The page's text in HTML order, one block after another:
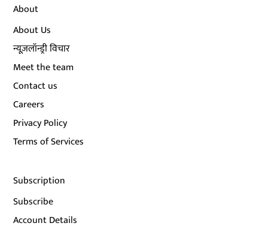
About
About Us
न्यूज़लॉन्ड्री विचार
Meet the team
Contact us
Careers
Privacy Policy
Terms of Services
Subscription
Subscribe
Account Details